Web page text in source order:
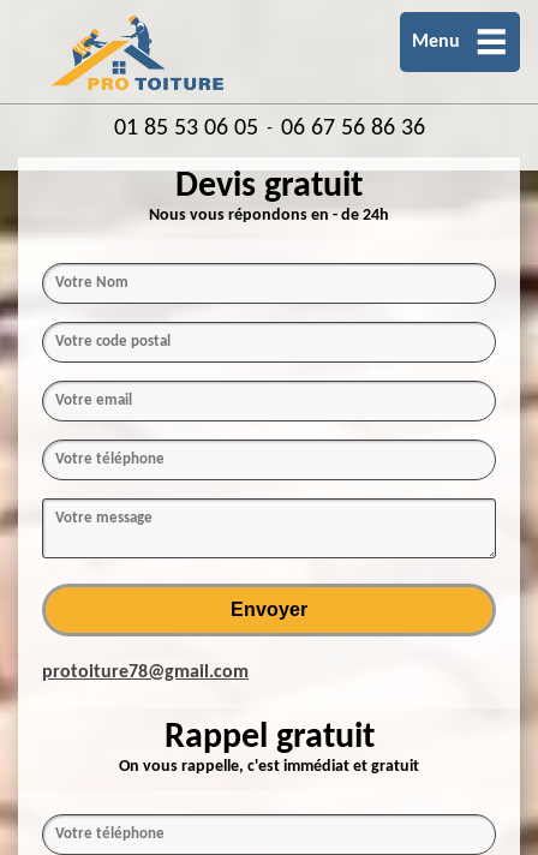
Menu
01 85 53 06 05 - 06 67 56 86 36
Devis gratuit
Nous vous répondons en - de 24h
protoiture78@gmail.com
Rappel gratuit
On vous rappelle, c'est immédiat et gratuit